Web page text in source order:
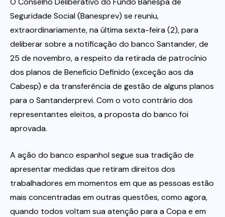
Itau
Financeiras e Cooperativas
Seguridade Social (Banesprev) se reuniu,
extraordinariamente, na última sexta-feira (2), para
deliberar sobre a notificação do banco Santander, de
25 de novembro, a respeito da retirada de patrocínio
dos planos de Benefício Definido (exceção aos da
Cabesp) e da transferência de gestão de alguns planos
para o Santanderprevi. Com o voto contrário dos
representantes eleitos, a proposta do banco foi
aprovada.
A ação do banco espanhol segue sua tradição de
apresentar medidas que retiram direitos dos
trabalhadores em momentos em que as pessoas estão
mais concentradas em outras questões, como agora,
quando todos voltam sua atenção para a Copa e em